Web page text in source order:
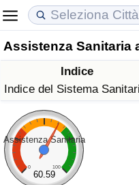
Assistenza Sanitaria
Indice
Indice del Sistema
Assistenza Sanitaria
0 100
60.59
Costo della vita
Indice Del Costo Della
Indice Del Costo Della
Indice del Costo della
Prezzi degli immobili
Indice del Prezzo delle
Indice del Prezzo delle
Indice del Prezzo delle
Qualità della Vita
Indice della Qualità
Indice della Qualità della
Indice della qualità della